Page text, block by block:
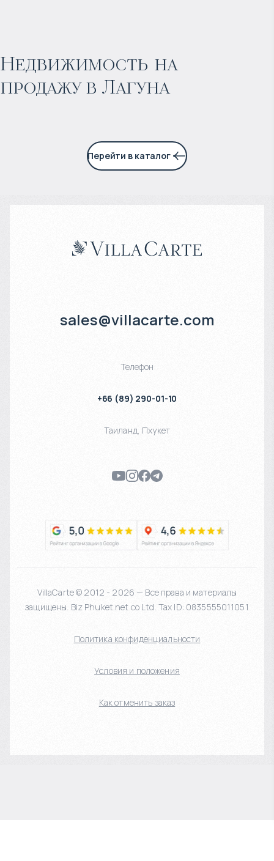
Недвижимость на
продажу в Лагуна
Прогнозируемый доход:
7% годовых
Перейти в каталог
sales@villacarte.com
Телефон
+66 (89) 290-01-10
Таиланд, Пхукет
VillaCarte © 2012 - 2026 — Все права и материалы
защищены. Biz Phuket.net co Ltd. Tax ID: 0835555011051
Политика конфиденциальности
Условия и положения
Как отменить заказ